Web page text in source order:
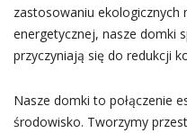
zastosowaniu ekologicznych
energetycznej, nasze domki
przyczyniają się do redukcji
Nasze domki to połączenie
środowisko. Tworzymy